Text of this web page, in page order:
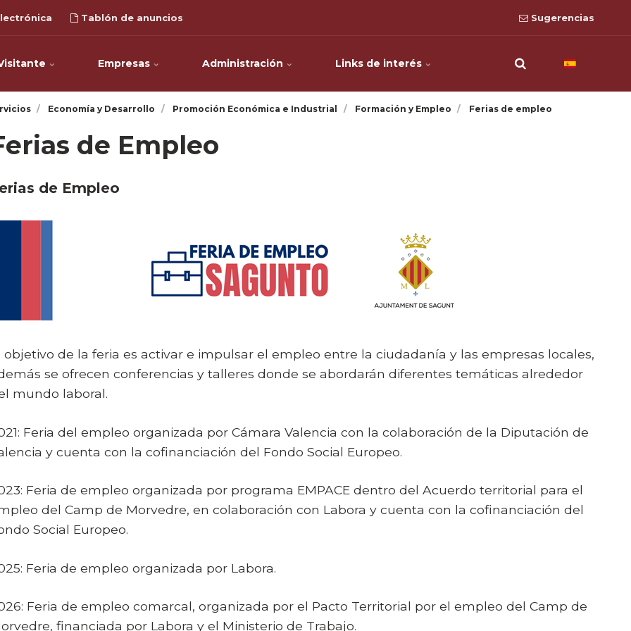
Tablón de anuncios Sugerencias
Empresas Administración Links de interés
Economía y Desarrollo Promoción Económica e Industrial Formación y Empleo Ferias de empleo
de Empleo
de Empleo
objetivo de la feria es activar e impulsar el empleo entre la ciudadanía y las empresas locales,
se ofrecen conferencias y talleres donde se abordarán diferentes temáticas alrededor
mundo laboral.
Feria del empleo organizada por Cámara Valencia con la colaboración de la Diputación de
y cuenta con la cofinanciación del Fondo Social Europeo.
Feria de empleo organizada por programa EMPACE dentro del Acuerdo territorial para el
del Camp de Morvedre, en colaboración con Labora y cuenta con la cofinanciación del
Social Europeo.
Feria de empleo organizada por Labora.
Feria de empleo comarcal, organizada por el Pacto Territorial por el empleo del Camp de
financiada por Labora y el Ministerio de Trabajo.